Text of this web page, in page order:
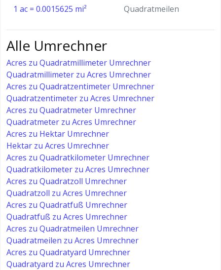
1 ac = 0.0015625 mi² Quadratmeilen
Alle Umrechner
Acres zu Quadratmillimeter Umrechner
Quadratmillimeter zu Acres Umrechner
Acres zu Quadratzentimeter Umrechner
Quadratzentimeter zu Acres Umrechner
Acres zu Quadratmeter Umrechner
Quadratmeter zu Acres Umrechner
Acres zu Hektar Umrechner
Hektar zu Acres Umrechner
Acres zu Quadratkilometer Umrechner
Quadratkilometer zu Acres Umrechner
Acres zu Quadratzoll Umrechner
Quadratzoll zu Acres Umrechner
Acres zu Quadratfuß Umrechner
Quadratfuß zu Acres Umrechner
Acres zu Quadratmeilen Umrechner
Quadratmeilen zu Acres Umrechner
Acres zu Quadratyard Umrechner
Quadratyard zu Acres Umrechner